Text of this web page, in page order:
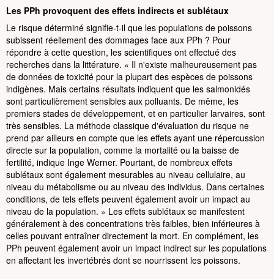
Les PPh provoquent des effets indirects et sublétaux
Le risque déterminé signifie-t-il que les populations de poissons
subissent réellement des dommages face aux PPh ? Pour
répondre à cette question, les scientifiques ont effectué des
recherches dans la littérature. « Il n'existe malheureusement pas
de données de toxicité pour la plupart des espèces de poissons
indigènes. Mais certains résultats indiquent que les salmonidés
sont particulièrement sensibles aux polluants. De même, les
premiers stades de développement, et en particulier larvaires, sont
très sensibles. La méthode classique d'évaluation du risque ne
prend par ailleurs en compte que les effets ayant une répercussion
directe sur la population, comme la mortalité ou la baisse de
fertilité, indique Inge Werner. Pourtant, de nombreux effets
sublétaux sont également mesurables au niveau cellulaire, au
niveau du métabolisme ou au niveau des individus. Dans certaines
conditions, de tels effets peuvent également avoir un impact au
niveau de la population. » Les effets sublétaux se manifestent
généralement à des concentrations très faibles, bien inférieures à
celles pouvant entraîner directement la mort. En complément, les
PPh peuvent également avoir un impact indirect sur les populations
en affectant les invertébrés dont se nourrissent les poissons.